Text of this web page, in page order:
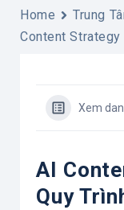
Home Trung
Content Strategy
Xem
AI
Quy